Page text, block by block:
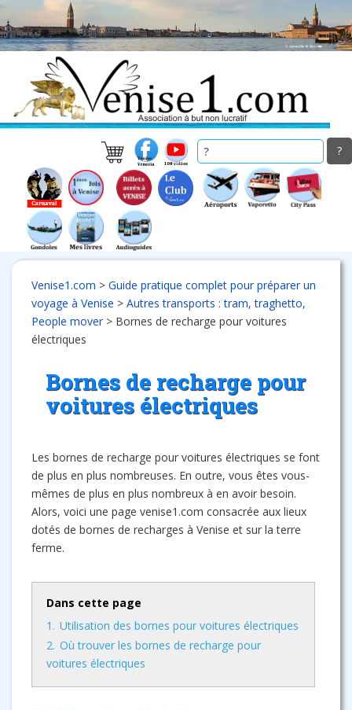
to
main
Venise1.com > Guide pratique complet pour préparer un
voyage à Venise > Autres transports : tram, traghetto,
People mover> Bornes de recharge pour voitures
électriques
Bornes de recharge pour
voitures électriques
Les bornes de recharge pour voitures électriques se font
de plus en plus nombreuses. En outre, vous êtes vous-
mêmes de plus en plus nombreux à en avoir besoin.
Alors, voici une page venise1.com consacrée aux lieux
dotés de bornes de recharges à Venise et sur la terre
ferme.
Dans cette page
1. Utilisation des bornes pour voitures électriques
2. Où trouver les bornes de recharge pour
voitures électriques